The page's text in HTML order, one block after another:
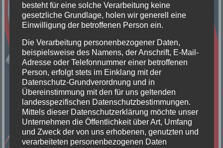
besteht für eine solche Verarbeitung keine
gesetzliche Grundlage, holen wir generell eine
Einwilligung der betroffenen Person ein.
Die Verarbeitung personenbezogener Daten,
beispielsweise des Namens, der Anschrift, E-Mail-
Adresse oder Telefonnummer einer betroffenen
Person, erfolgt stets im Einklang mit der
Datenschutz-Grundverordnung und in
Übereinstimmung mit den für uns geltenden
landesspezifischen Datenschutzbestimmungen.
Mittels dieser Datenschutzerklärung möchte unser
Unternehmen die Öffentlichkeit über Art, Umfang
und Zweck der von uns erhobenen, genutzten und
verarbeiteten personenbezogenen Daten